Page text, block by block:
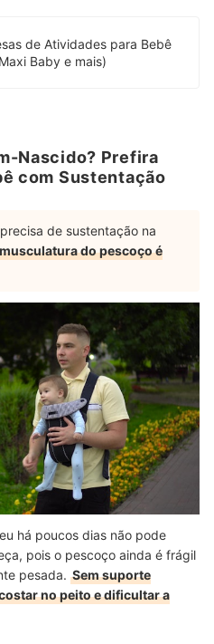
de Atividades para Bebê
Baby e mais)
Nascido? Prefira
com Sustentação
de sustentação na
do pescoço é
há poucos dias não pode
pois o pescoço ainda é frágil
pesada. Sem suporte
no peito e dificultar a